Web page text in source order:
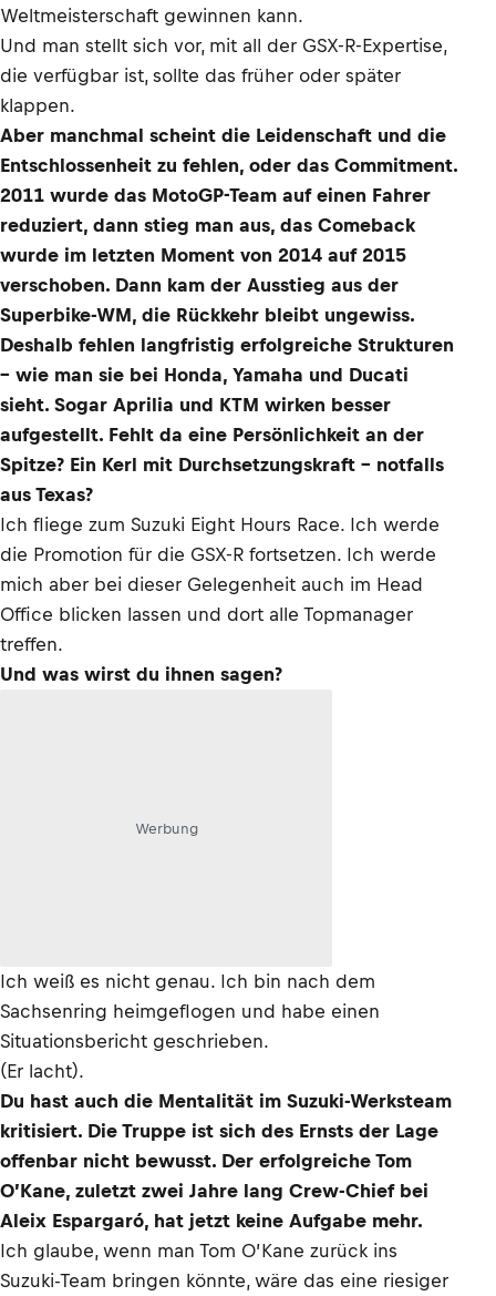
Weltmeisterschaft gewinnen kann.
Und man stellt sich vor, mit all der GSX-R-Expertise,
die verfügbar ist, sollte das früher oder später
klappen.
Aber manchmal scheint die Leidenschaft und die
Entschlossenheit zu fehlen, oder das Commitment.
2011 wurde das MotoGP-Team auf einen Fahrer
reduziert, dann stieg man aus, das Comeback
wurde im letzten Moment von 2014 auf 2015
verschoben. Dann kam der Ausstieg aus der
Superbike-WM, die Rückkehr bleibt ungewiss.
Deshalb fehlen langfristig erfolgreiche Strukturen
– wie man sie bei Honda, Yamaha und Ducati
sieht. Sogar Aprilia und KTM wirken besser
aufgestellt. Fehlt da eine Persönlichkeit an der
Spitze? Ein Kerl mit Durchsetzungskraft – notfalls
aus Texas?
Ich fliege zum Suzuki Eight Hours Race. Ich werde
die Promotion für die GSX-R fortsetzen. Ich werde
mich aber bei dieser Gelegenheit auch im Head
Office blicken lassen und dort alle Topmanager
treffen.
Und was wirst du ihnen sagen?
Werbung
Ich weiß es nicht genau. Ich bin nach dem
Sachsenring heimgeflogen und habe einen
Situationsbericht geschrieben.
(Er lacht).
Du hast auch die Mentalität im Suzuki-Werksteam
kritisiert. Die Truppe ist sich des Ernsts der Lage
offenbar nicht bewusst. Der erfolgreiche Tom
O’Kane, zuletzt zwei Jahre lang Crew-Chief bei
Aleix Espargaró, hat jetzt keine Aufgabe mehr.
Ich glaube, wenn man Tom O’Kane zurück ins
Suzuki-Team bringen könnte, wäre das eine riesiger